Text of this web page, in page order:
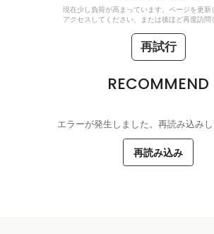
現在少し負荷が高まっています。ページを更新
アクセスしてください、または後ほど再度訪問
再試行
RECOMMEND
エラーが発生しました。再読み込み
再読み込み